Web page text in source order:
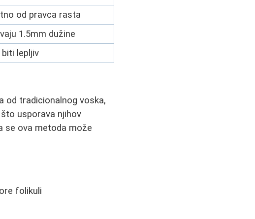
od pravca rasta
1.5mm dužine
lepljiv
od tradicionalnog voska,
usporava njihov
se ova metoda može
folikuli